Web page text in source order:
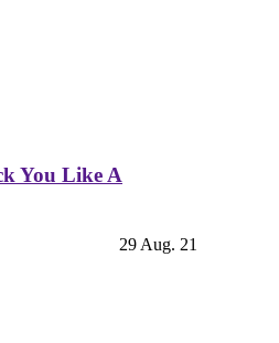
You Like A
29 Aug. 21